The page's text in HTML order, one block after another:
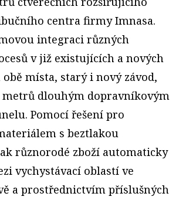
centra firmy Imnasa.
integraci různých
v již existujících a nových
místa, starý i nový závod,
metrů dlouhým dopravníkovým
Pomocí řešení pro
s beztlakou
různorodé zboží automaticky
vychystávací oblastí ve
a prostřednictvím příslušných